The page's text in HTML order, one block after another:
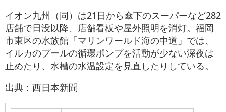
イオン九州（同）は21日から傘下のスーパーなど282
店舗で日没以降、店舗看板や屋外照明を消灯。福岡
市東区の水族館「マリンワールド海の中道」では、
イルカのプールの循環ポンプを活動が少ない深夜は
止めたり、水槽の水温設定を見直したりしている。
出典：西日本新聞